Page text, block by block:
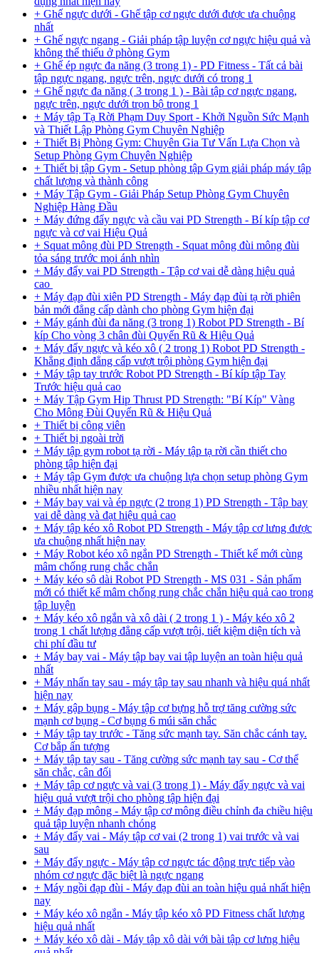
+ Ghế ngực dưới - Ghế tập cơ ngực dưới được ưa chuộng
nhất
+ Ghế ngực ngang - Giải pháp tập luyện cơ ngực hiệu quả và
không thể thiếu ở phòng Gym
+ Ghế ép ngực đa năng (3 trong 1) - PD Fitness - Tất cả bài
tập ngực ngang, ngực trên, ngực dưới có trong 1
+ Ghế ngực đa năng ( 3 trong 1 ) - Bài tập cơ ngực ngang,
ngực trên, ngực dưới trọn bộ trong 1
+ Máy tập Tạ Rời Phạm Duy Sport - Khởi Nguồn Sức Mạnh
và Thiết Lập Phòng Gym Chuyên Nghiệp
+ Thiết Bị Phòng Gym: Chuyên Gia Tư Vấn Lựa Chọn và
Setup Phòng Gym Chuyên Nghiệp
+ Thiết bị tập Gym - Setup phòng tập Gym giải pháp máy tập
chất lượng và thành công
+ Máy Tập Gym - Giải Pháp Setup Phòng Gym Chuyên
Nghiệp Hàng Đầu
+ Máy đứng đẩy ngực và cầu vai PD Strength - Bí kíp tập cơ
ngực và cơ vai Hiệu Quả
+ Squat mông đùi PD Strength - Squat mông đùi mông đùi
tỏa sáng trước mọi ánh nhìn
+ Máy đẩy vai PD Strength - Tập cơ vai dễ dàng hiệu quả
cao
+ Máy đạp đùi xiên PD Strength - Máy đạp đùi tạ rời phiên
bản mới đẳng cấp dành cho phòng Gym hiện đại
+ Máy gánh đùi đa năng (3 trong 1) Robot PD Strength - Bí
kíp Cho vòng 3 chân đùi Quyến Rũ & Hiệu Quả
+ Máy đẩy ngực và kéo xô ( 2 trong 1) Robot PD Strength -
Khẳng định đẳng cấp vượt trội phòng Gym hiện đại
+ Máy tập tay trước Robot PD Strength - Bí kíp tập Tay
Trước hiệu quả cao
+ Máy Tập Gym Hip Thrust PD Strength: "Bí Kíp" Vàng
Cho Mông Đùi Quyến Rũ & Hiệu Quả
+ Thiết bị công viên
+ Thiết bị ngoài trời
+ Máy tập gym robot tạ rời - Máy tập tạ rời cần thiết cho
phòng tập hiện đại
+ Máy tập Gym được ưa chuộng lựa chọn setup phòng Gym
nhiều nhất hiện nay
+ Máy bay vai và ép ngực (2 trong 1) PD Strength - Tập bay
vai dễ dàng và đạt hiệu quả cao
+ Máy tập kéo xô Robot PD Strength - Máy tập cơ lưng được
ưa chuộng nhất hiện nay
+ Máy Robot kéo xô ngắn PD Strength - Thiết kế mới cùng
mâm chống rung chắc chắn
+ Máy kéo sô dài Robot PD Strength - MS 031 - Sản phẩm
mới có thiết kế mâm chống rung chắc chắn hiệu quả cao trong
tập luyện
+ Máy kéo xô ngắn và xô dài ( 2 trong 1 ) - Máy kéo xô 2
trong 1 chất lượng đẳng cấp vượt trội, tiết kiệm diện tích và
chi phí đầu tư
+ Máy bay vai - Máy tập bay vai tập luyện an toàn hiệu quả
nhất
+ Máy nhấn tay sau - máy tập tay sau nhanh và hiệu quá nhất
hiện nay
+ Máy gập bụng - Máy tập cơ bựng hỗ trợ tăng cường sức
mạnh cơ bụng - Cơ bụng 6 múi săn chắc
+ Máy tập tay trước - Tăng sức mạnh tay. Săn chắc cánh tay.
Cơ bắp ấn tượng
+ Máy tập tay sau - Tăng cường sức mạnh tay sau - Cơ thể
săn chắc, cân đối
+ Máy tập cơ ngực và vai (3 trong 1) - Máy đẩy ngực và vai
hiệu quả vượt trội cho phòng tập hiện đại
+ Máy đạp mông - Máy tập cơ mông điều chỉnh đa chiều hiệu
quả tập luyện nhanh chóng
+ Máy đẩy vai - Máy tập cơ vai (2 trong 1) vai trước và vai
sau
+ Máy đẩy ngực - Máy tập cơ ngực tác động trực tiếp vào
nhóm cơ ngực đặc biệt là ngực ngang
+ Máy ngồi đạp đùi - Máy đạp đùi an toàn hiệu quả nhất hiện
nay
+ Máy kéo xô ngắn - Máy tập kéo xô PD Fitness chất lượng
hiệu quả nhất
+ Máy kéo xô dài - Máy tập xô dài với bài tập cơ lưng hiệu